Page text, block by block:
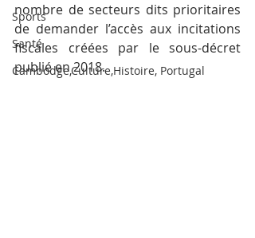
Sports
Santé
Cambodge,Culture,Histoire, Portugal
nombre de secteurs dits prioritaires
de demander l’accès aux incitations
fiscales créées par le sous-décret
publié en 2018.